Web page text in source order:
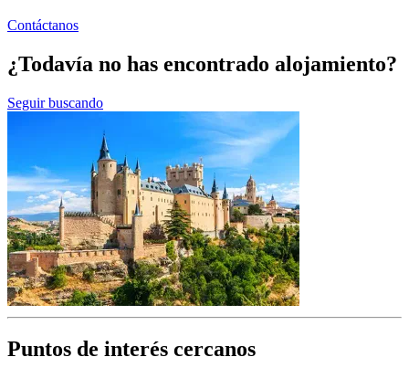
Contáctanos
¿Todavía no has encontrado alojamiento?
Seguir buscando
Puntos de interés cercanos